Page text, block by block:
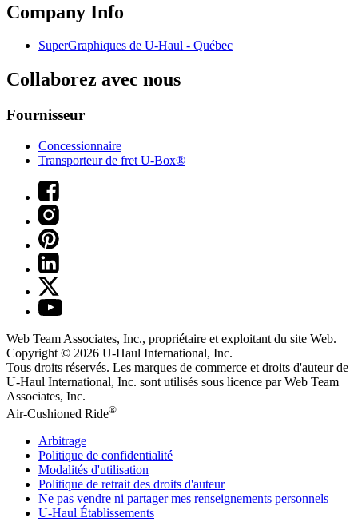
Company Info
SuperGraphiques de U-Haul - Québec
Collaborez avec nous
Fournisseur
Concessionnaire
Transporteur de fret U-Box®
Web Team Associates, Inc., propriétaire et exploitant du site Web.
Copyright © 2026 U-Haul International, Inc.
Tous droits réservés. Les marques de commerce et droits d'auteur de
U-Haul International, Inc. sont utilisés sous licence par Web Team
Associates, Inc.
Air-Cushioned Ride®
Arbitrage
Politique de confidentialité
Modalités d'utilisation
Politique de retrait des droits d'auteur
Ne pas vendre ni partager mes renseignements personnels
U-Haul Établissements